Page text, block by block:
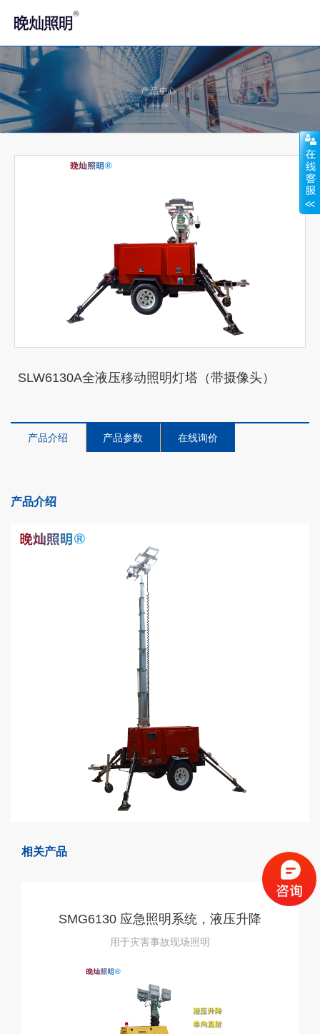
SLW6130A全液压移动照明灯塔（带摄像头）
产品介绍 产品参数 在线询价
产品介绍
相关产品
SMG6130 应急照明系统，液压升降
用于灾害事故现场照明